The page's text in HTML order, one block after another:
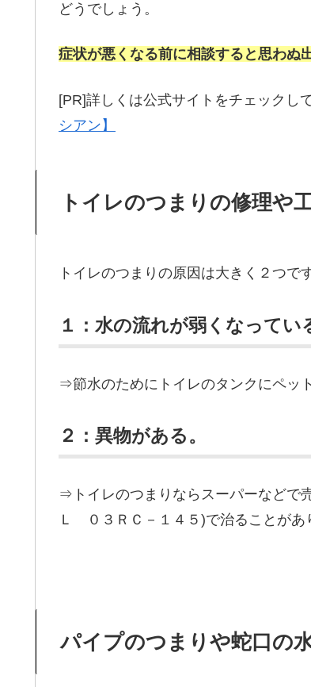
どうでしょう。
症状が悪くなる前に相談すると思わぬ
[PR]詳しくは公式サイトをチェックし
シアン】
トイレのつまりの修理や
トイレのつまりの原因は大きく２つです
１：水の流れが弱くなってい
⇒節水のためにトイレのタンクにペッ
２：異物がある。
⇒トイレのつまりならスーパーなどで
Ｌ ０３ＲＣ－１４５)で治ることがあ
パイプのつまりや蛇口の